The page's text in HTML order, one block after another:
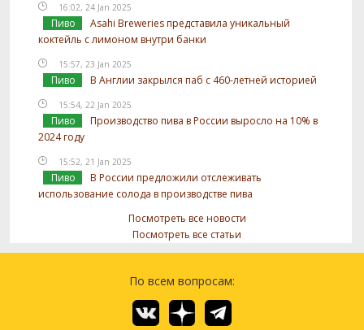
16:02, 24 Jan 2025
Пиво
Asahi Breweries представила уникальный
коктейль с лимоном внутри банки
15:57, 23 Jan 2025
Пиво В Англии закрылся паб с 460-летней историей
15:54, 22 Jan 2025
Пиво
Производство пива в России выросло на 10% в
2024 году
15:52, 21 Jan 2025
Пиво
В России предложили отслеживать
использование солода в производстве пива
Посмотреть все новости
Посмотреть все статьи
По всем вопросам: